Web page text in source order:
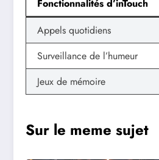
Fonctionnalités d’inTouch
Appels quotidiens
Surveillance de l’humeur
Jeux de mémoire
Sur le meme sujet